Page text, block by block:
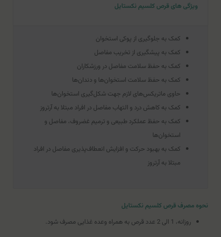
ویژگی های قرص کلسیم نکستایل
کمک به جلوگیری از پوکی استخوان
کمک به پیشگیری از تخریب مفاصل
کمک به حفظ سلامت مفاصل در ورزشکاران
کمک به حفظ سلامت استخوان‌ها و دندان‌ها
حاوی ماتریکس‌های لازم جهت شکل‌گیری استخوان‌ها
کمک به کاهش درد و التهاب مفاصل در افراد مبتلا به آرتروز
کمک به حفظ عملکرد طبیعی و ترمیم غضروف، مفاصل و
استخوان‌ها
کمک به بهبود حرکت و افزایش انعطاف‌پذیری مفاصل در افراد
مبتلا به آرتروز
نحوه مصرف قرص کلسیم نکستایل
روزانه، 1 الی 2 عدد قرص به همراه وعده غذایی مصرف شود.